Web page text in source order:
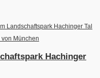
Hachinger